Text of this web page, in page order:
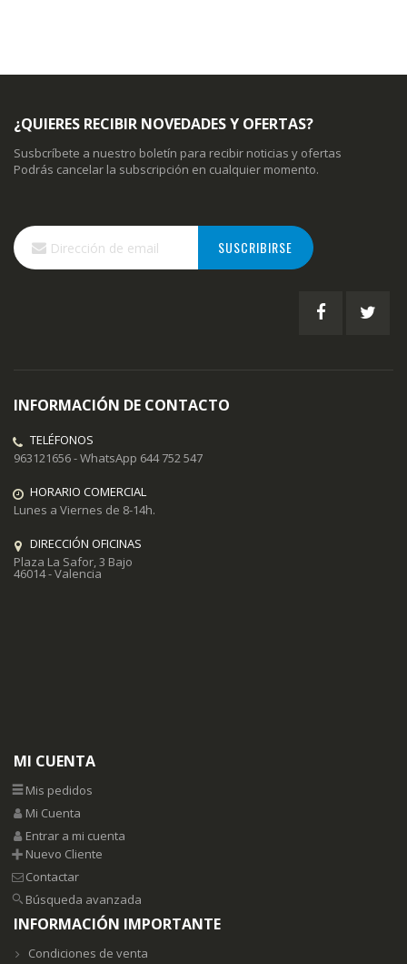
¿QUIERES RECIBIR NOVEDADES Y OFERTAS?
Susbcríbete a nuestro boletín para recibir noticias y ofertas
Podrás cancelar la subscripción en cualquier momento.
Inscríbase
a
nuestro
SUSCRIBIRSE
INFORMACIÓN DE CONTACTO
TELÉFONOS
963121656 - WhatsApp 644 752 547
HORARIO COMERCIAL
Lunes a Viernes de 8-14h.
DIRECCIÓN OFICINAS
Plaza La Safor, 3 Bajo
46014 - Valencia
MI CUENTA
Mis pedidos
Mi Cuenta
Entrar a mi cuenta
Nuevo Cliente
Contactar
Búsqueda avanzada
INFORMACIÓN IMPORTANTE
Condiciones de venta